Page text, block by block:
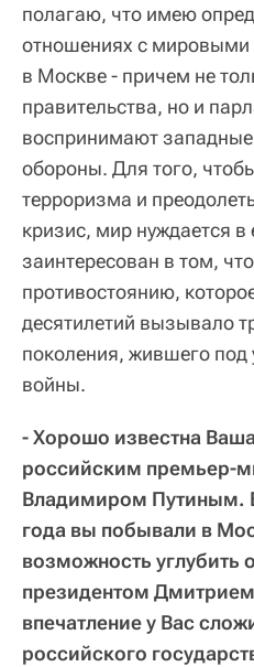
полагаю, что имею
отношениях с
в Москве - причем не
правительства, но и
воспринимают
обороны. Для того,
терроризма и
кризис, мир нуждается в
заинтересован в том,
противостоянию,
десятилетий вызывало
поколения, жившего под
войны.
- Хорошо известна
российским премьер-
Владимиром Путиным.
года вы побывали в
возможность углубить
президентом
впечатление у Вас
российского